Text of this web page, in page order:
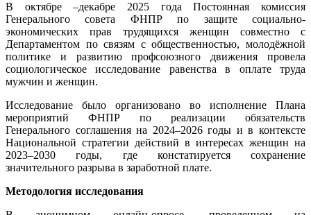
В октябре –декабре 2025 года Постоянная комиссия
Генерального совета ФНПР по защите социально-
экономических прав трудящихся женщин совместно с
Департаментом по связям с общественностью, молодёжной
политике и развитию профсоюзного движения провела
социологическое исследование равенства в оплате труда
мужчин и женщин.
Исследование было организовано во исполнение Плана
мероприятий ФНПР по реализации обязательств
Генерального соглашения на 2024–2026 годы и в контексте
Национальной стратегии действий в интересах женщин на
2023–2030 годы, где констатируется сохранение
значительного разрыва в заработной плате.
Методология исследования